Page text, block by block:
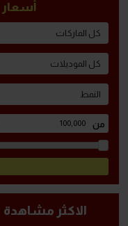
أسعار
كل الماركات
كل الموديلات
النمط
الاكثر مشاهدة